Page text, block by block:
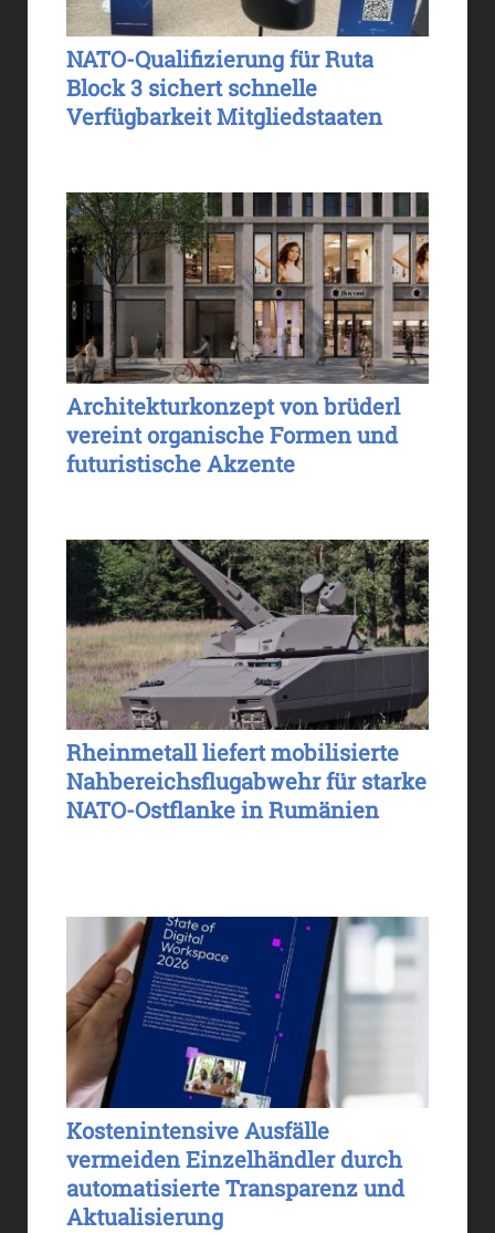
NATO-Qualifizierung für Ruta
Block 3 sichert schnelle
Verfügbarkeit Mitgliedstaaten
Architekturkonzept von brüderl
vereint organische Formen und
futuristische Akzente
Rheinmetall liefert mobilisierte
Nahbereichsflugabwehr für starke
NATO-Ostflanke in Rumänien
Kostenintensive Ausfälle
vermeiden Einzelhändler durch
automatisierte Transparenz und
Aktualisierung